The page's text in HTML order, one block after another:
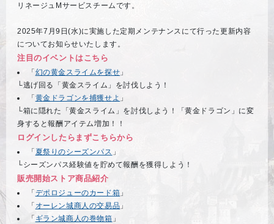
リネージュMサービスチームです。
2025年7月9日(水)に実施した定期メンテナンスにて行った更新内容
についてお知らせいたします。
注目のイベントはこちら
「幻の黄金スライムを探せ 」
└逃げ回る「黄金スライム」を討伐しよう！
「黄金ドラゴンを捕獲せよ 」
└箱に隠れた「黄金スライム」を討伐しよう！「黄金ドラゴン」に変
身すると報酬アイテム増加！！
ログインしたらまずこちらから
「 夏祭りのシーズンパス 」
└シーズンパス経験値を貯めて報酬を獲得しよう！
販売開始ストア商品紹介
「デポロジューのカード箱 」
「 オーレン城商人の交易品 」
「 ギラン城商人の巻物箱 」